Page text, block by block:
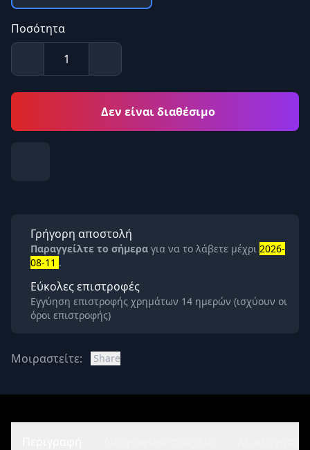
Ποσότητα
Δεν είναι διαθέσιμο
Γρήγορη αποστολή
Παραγγείλτε το σήμερα για να το λάβετε μέχρι 2026-
08-11 .
Εύκολες επιστροφές
Εγγύηση επιστροφής χρημάτων 14 ημερών (ισχύουν οι
όροι επιστροφής)
Μοιραστείτε: Share